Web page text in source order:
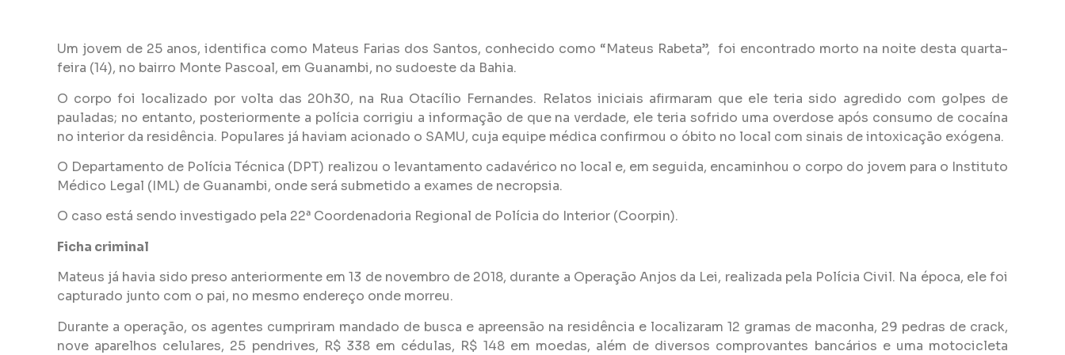
Um jovem de 25 anos, identifica como Mateus Farias dos Santos, conhecido como “Mateus Rabeta”, foi encontrado morto na noite desta quarta-
feira (14), no bairro Monte Pascoal, em Guanambi, no sudoeste da Bahia.
O corpo foi localizado por volta das 20h30, na Rua Otacílio Fernandes. Relatos iniciais afirmaram que ele teria sido agredido com golpes de
pauladas; no entanto, posteriormente a polícia corrigiu a informação de que na verdade, ele teria sofrido uma overdose após consumo de cocaína
no interior da residência. Populares já haviam acionado o SAMU, cuja equipe médica confirmou o óbito no local com sinais de intoxicação exógena.
O Departamento de Polícia Técnica (DPT) realizou o levantamento cadavérico no local e, em seguida, encaminhou o corpo do jovem para o Instituto
Médico Legal (IML) de Guanambi, onde será submetido a exames de necropsia.
O caso está sendo investigado pela 22ª Coordenadoria Regional de Polícia do Interior (Coorpin).
Ficha criminal
Mateus já havia sido preso anteriormente em 13 de novembro de 2018, durante a Operação Anjos da Lei, realizada pela Polícia Civil. Na época, ele foi
capturado junto com o pai, no mesmo endereço onde morreu.
Durante a operação, os agentes cumpriram mandado de busca e apreensão na residência e localizaram 12 gramas de maconha, 29 pedras de crack,
nove aparelhos celulares, 25 pendrives, R$ 338 em cédulas, R$ 148 em moedas, além de diversos comprovantes bancários e uma motocicleta